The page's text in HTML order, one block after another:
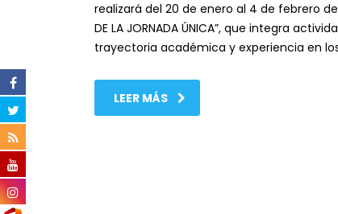
realizará del 20 de enero al 4 de febrero de
DE LA JORNADA ÚNICA”, que integra
trayectoria académica y experiencia en
LEER MÁS